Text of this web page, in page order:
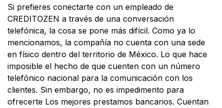
Si prefieres conectarte con un empleado de
CREDITOZEN a través de una conversación
telefónica, la cosa se pone más difícil. Como ya lo
mencionamos, la compañía no cuenta con una sede
en físico dentro del territorio de México. Lo que hace
imposible el hecho de que cuenten con un número
telefónico nacional para la comunicación con los
clientes. Sin embargo, no es impedimento para
ofrecerte Los mejores prestamos bancarios. Cuentan